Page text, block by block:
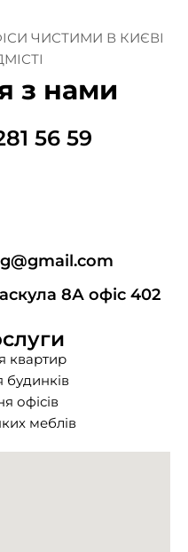
ЧИСТИМИ В КИЄВІ
з нами
56 59
8А офіс 402
квартир
офісів
меблів